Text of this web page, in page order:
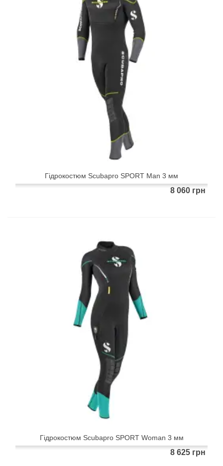
Гідрокостюм Scubapro SPORT Man 3 мм
8 060 грн
Гідрокостюм Scubapro SPORT Woman 3 мм
8 625 грн